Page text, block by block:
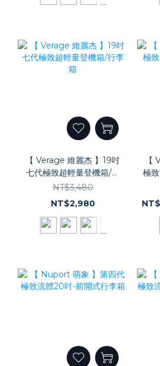
【 Verage 維麗杰 】19吋
七代極致超輕量登機箱/行
李箱
NT$3,480
NT$2,980
【
極